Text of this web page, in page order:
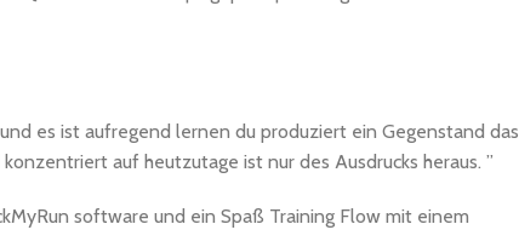
es ist aufregend lernen du produziert ein Gegenstand das
auf heutzutage ist nur des Ausdrucks heraus. ”
software und ein Spaß Training Flow mit einem